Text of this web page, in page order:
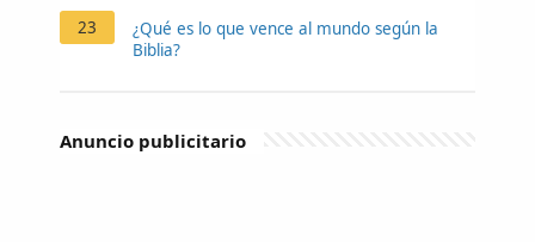
23
¿Qué es lo que vence al mundo según la
Biblia?
Anuncio publicitario